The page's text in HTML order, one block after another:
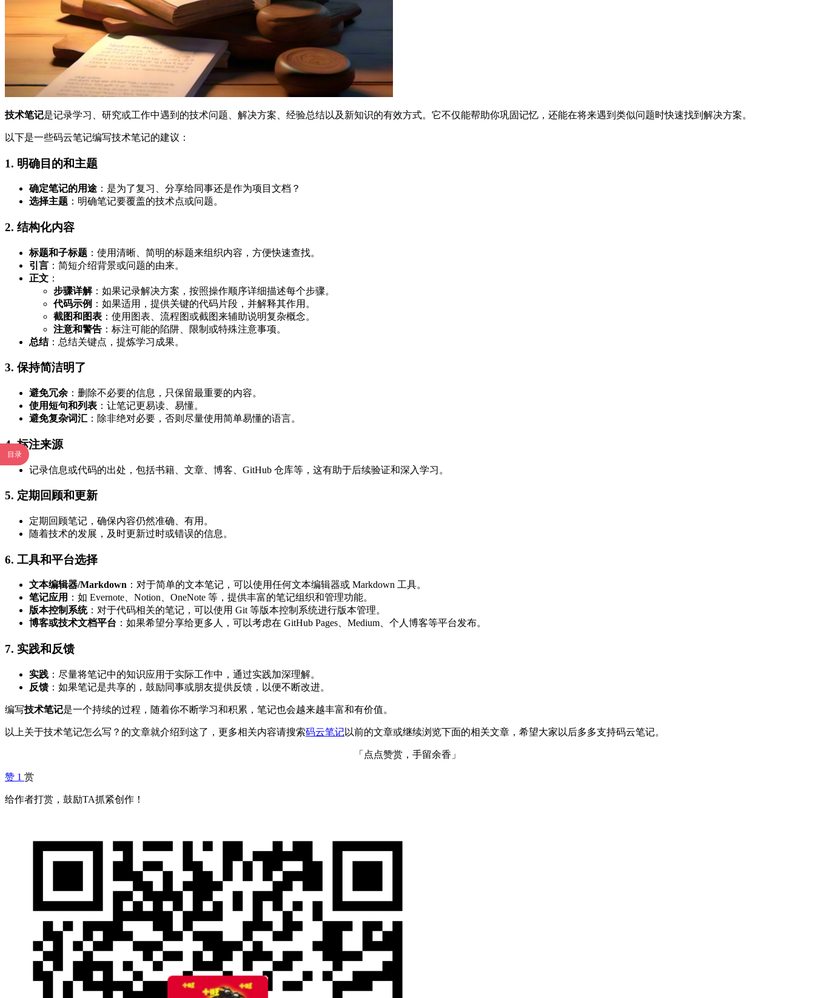
目录
技术笔记是记录学习、研究或工作中遇到的技术问题、解决方案、经验总结以及新知识的有效方式。它不仅能帮助你巩固记忆，还能在将来遇到类似问题时快速找到解决方案。
以下是一些码云笔记编写技术笔记的建议：
1. 明确目的和主题
确定笔记的用途 ：是为了复习、分享给同事还是作为项目文档？
选择主题 ：明确笔记要覆盖的技术点或问题。
2. 结构化内容
标题和子标题 ：使用清晰、简明的标题来组织内容，方便快速查找。
引言 ：简短介绍背景或问题的由来。
正文 ：
步骤详解：如果记录解决方案，按照操作顺序详细描述每个步骤。
代码示例 ：如果适用，提供关键的代码片段，并解释其作用。
截图和图表 ：使用图表、流程图或截图来辅助说明复杂概念。
注意和警告 ：标注可能的陷阱、限制或特殊注意事项。
总结：总结关键点，提炼学习成果。
3. 保持简洁明了
避免冗余 ：删除不必要的信息，只保留最重要的内容。
使用短句和列表 ：让笔记更易读、易懂。
避免复杂词汇 ：除非绝对必要，否则尽量使用简单易懂的语言。
4. 标注来源
记录信息或代码的出处，包括书籍、文章、博客、GitHub 仓库等，这有助于后续验证和深入学习。
5. 定期回顾和更新
定期回顾笔记，确保内容仍然准确、有用。
随着技术的发展，及时更新过时或错误的信息。
6. 工具和平台选择
文本编辑器/Markdown ：对于简单的文本笔记，可以使用任何文本编辑器或 Markdown 工具。
笔记应用 ：如 Evernote、Notion、OneNote 等，提供丰富的笔记组织和管理功能。
版本控制系统：对于代码相关的笔记，可以使用 Git 等版本控制系统进行版本管理。
博客或技术文档平台 ：如果希望分享给更多人，可以考虑在 GitHub Pages、Medium、个人博客等平台发布。
7. 实践和反馈
实践 ：尽量将笔记中的知识应用于实际工作中，通过实践加深理解。
反馈 ：如果笔记是共享的，鼓励同事或朋友提供反馈，以便不断改进。
编写技术笔记是一个持续的过程，随着你不断学习和积累，笔记也会越来越丰富和有价值。
以上关于技术笔记怎么写？的文章就介绍到这了，更多相关内容请搜索码云笔记以前的文章或继续浏览下面的相关文章，希望大家以后多多支持码云笔记。
「点点赞赏，手留余香」
赞 1 赏
给作者打赏，鼓励TA抓紧创作！